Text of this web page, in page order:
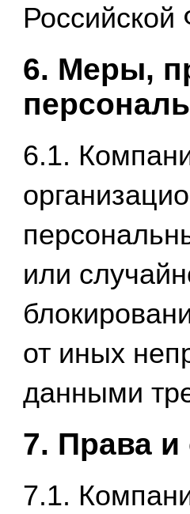
6. Меры,
6.1.
или
от иных
данными
7. Права и
7.1.